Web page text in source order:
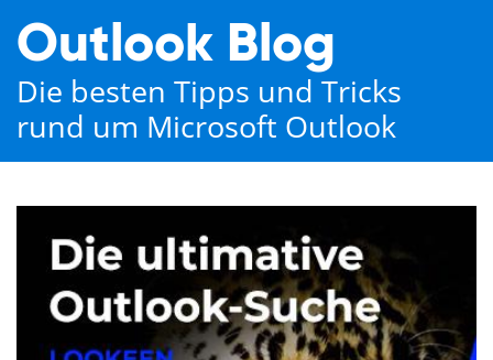
Outlook Blog
Die besten Tipps und Tricks
rund um Microsoft Outlook